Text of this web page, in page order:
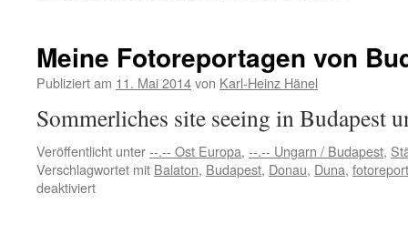
in
Cafe
Meine Fotoreportagen von
Publiziert am 11. Mai 2014von Karl-Heinz Hänel
Sommerliches site seeing in Budapest
Veröffentlicht unter--.-- Ost Europa, --.-- Ungarn / Budapest,
Verschlagwortet mit Balaton, Budapest, Donau, Duna,
deaktiviertfür